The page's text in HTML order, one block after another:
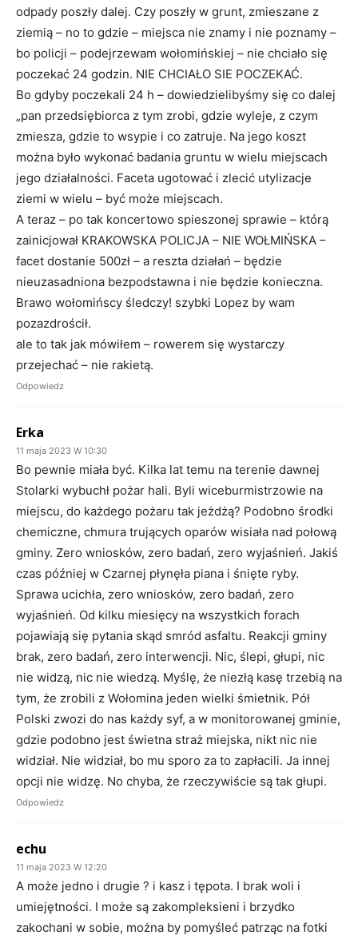
odpady poszły dalej. Czy poszły w grunt, zmieszane z
ziemią – no to gdzie – miejsca nie znamy i nie poznamy –
bo policji – podejrzewam wołomińskiej – nie chciało się
poczekać 24 godzin. NIE CHCIAŁO SIE POCZEKAĆ.
Bo gdyby poczekali 24 h – dowiedzielibyśmy się co dalej
„pan przedsiębiorca z tym zrobi, gdzie wyleje, z czym
zmiesza, gdzie to wsypie i co zatruje. Na jego koszt
można było wykonać badania gruntu w wielu miejscach
jego działalności. Faceta ugotować i zlecić utylizacje
ziemi w wielu – być może miejscach.
A teraz – po tak koncertowo spieszonej sprawie – którą
zainicjował KRAKOWSKA POLICJA – NIE WOŁMIŃSKA –
facet dostanie 500zł – a reszta działań – będzie
nieuzasadniona bezpodstawna i nie będzie konieczna.
Brawo wołomińscy śledczy! szybki Lopez by wam
pozazdrościł.
ale to tak jak mówiłem – rowerem się wystarczy
przejechać – nie rakietą.
Odpowiedz
Erka
11 maja 2023 W 10:30
Bo pewnie miała być. Kilka lat temu na terenie dawnej
Stolarki wybuchł pożar hali. Byli wiceburmistrzowie na
miejscu, do każdego pożaru tak jeżdżą? Podobno środki
chemiczne, chmura trujących oparów wisiała nad połową
gminy. Zero wniosków, zero badań, zero wyjaśnień. Jakiś
czas później w Czarnej płynęła piana i śnięte ryby.
Sprawa ucichła, zero wniosków, zero badań, zero
wyjaśnień. Od kilku miesięcy na wszystkich forach
pojawiają się pytania skąd smród asfaltu. Reakcji gminy
brak, zero badań, zero interwencji. Nic, ślepi, głupi, nic
nie widzą, nic nie wiedzą. Myślę, że niezłą kasę trzebią na
tym, że zrobili z Wołomina jeden wielki śmietnik. Pół
Polski zwozi do nas każdy syf, a w monitorowanej gminie,
gdzie podobno jest świetna straż miejska, nikt nic nie
widział. Nie widział, bo mu sporo za to zapłacili. Ja innej
opcji nie widzę. No chyba, że rzeczywiście są tak głupi.
Odpowiedz
echu
11 maja 2023 W 12:20
A może jedno i drugie ? i kasz i tępota. I brak woli i
umiejętności. I może są zakompleksieni i brzydko
zakochani w sobie, można by pomyśleć patrząc na fotki